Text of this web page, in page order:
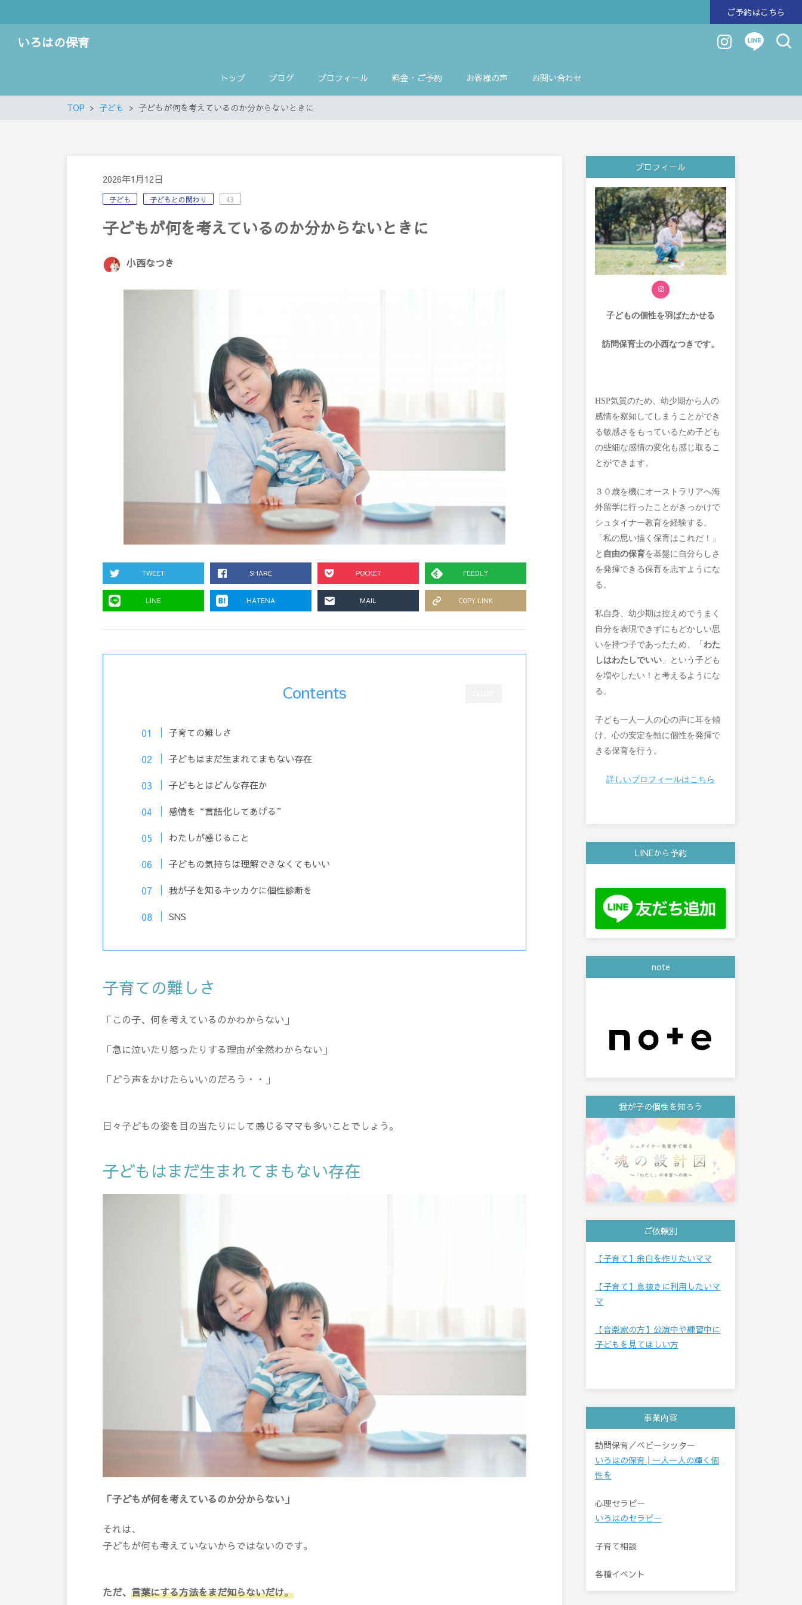
ご予約はこちら
いろはの保育
トップ ブログ プロフィール 料金・ご予約 お客様の声 お問い合わせ
TOP 子ども 子どもが何を考えているのか分からないときに
2026年1月12日
子ども 子どもとの関わり 43
子どもが何を考えているのか分からないときに
小西なつき
TWEET SHARE POCKET FEEDLY
LINE HATENA MAIL COPY LINK
Contents
子育ての難しさ
子どもはまだ生まれてまもない存在
子どもとはどんな存在か
感情を“言語化してあげる”
わたしが感じること
子どもの気持ちは理解できなくてもいい
我が子を知るキッカケに個性診断を
SNS
子育ての難しさ
「この子、何を考えているのかわからない」
「急に泣いたり怒ったりする理由が全然わからない」
「どう声をかけたらいいのだろう・・」
日々子どもの姿を目の当たりにして感じるママも多いことでしょう。
子どもはまだ生まれてまもない存在
「子どもが何を考えているのか分からない」
それは、
子どもが何も考えていないからではないのです。
ただ、 言葉にする方法をまだ知らないだけ。
プロフィール
子どもの個性を羽ばたかせる
訪問保育士の小西なつきです。
HSP気質のため、幼少期から人の
感情を察知してしまうことができ
る敏感さをもっているため子ども
の些細な感情の変化も感じ取るこ
とができます。
３０歳を機にオーストラリアへ海
外留学に行ったことがきっかけで
シュタイナー教育を経験する。
「私の思い描く保育はこれだ！」
と 自由の保育を基盤に自分らしさ
を発揮できる保育を志すようにな
る。
私自身、幼少期は控えめでうまく
自分を表現できずにもどかしい思
いを持つ子であったため、「 わた
しはわたしでいい 」という子ども
を増やしたい！と考えるようにな
る。
子ども一人一人の心の声に耳を傾
け、心の安定を軸に個性を発揮で
きる保育を行う。
詳しいプロフィールはこちら
LINEから予約
note
我が子の個性を知ろう
ご依頼別
【子育て】余白を作りたいママ
【子育て】息抜きに利用したいマ
マ
【音楽家の方】公演中や練習中に
子どもを見てほしい方
事業内容
訪問保育／ベビーシッター
いろはの保育 | 一人一人の輝く個
性を
心理セラピー
いろはのセラピー
子育て相談
各種イベント